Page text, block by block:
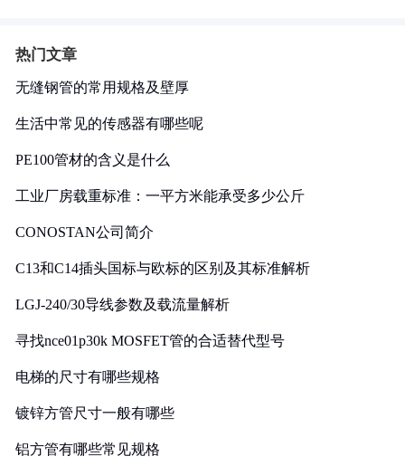
热门文章
无缝钢管的常用规格及壁厚
生活中常见的传感器有哪些呢
PE100管材的含义是什么
工业厂房载重标准：一平方米能承受多少公斤
CONOSTAN公司简介
C13和C14插头国标与欧标的区别及其标准解析
LGJ-240/30导线参数及载流量解析
寻找nce01p30k MOSFET管的合适替代型号
电梯的尺寸有哪些规格
镀锌方管尺寸一般有哪些
铝方管有哪些常见规格